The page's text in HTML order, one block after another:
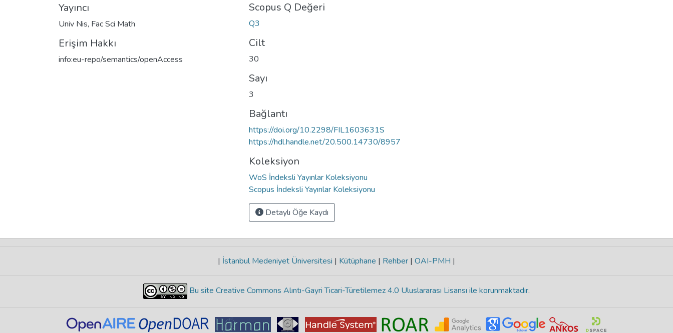
Yayıncı
Univ Nis, Fac Sci Math
Erişim Hakkı
info:eu-repo/semantics/openAccess
Scopus Q Değeri
Q3
Cilt
30
Sayı
3
Bağlantı
https://doi.org/10.2298/FIL1603631S
https://hdl.handle.net/20.500.14730/8957
Koleksiyon
WoS İndeksli Yayınlar Koleksiyonu
Scopus İndeksli Yayınlar Koleksiyonu
Detaylı Öğe Kaydı
| İstanbul Medeniyet Üniversitesi | Kütüphane | Rehber | OAI-PMH |
Bu site Creative Commons Alıntı-Gayri Ticari-Türetilemez 4.0 Uluslararası Lisansı ile korunmaktadır.